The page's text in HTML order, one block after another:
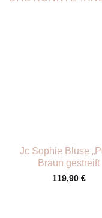
Jc Sophie Bluse
Braun gestreift
119,90 €